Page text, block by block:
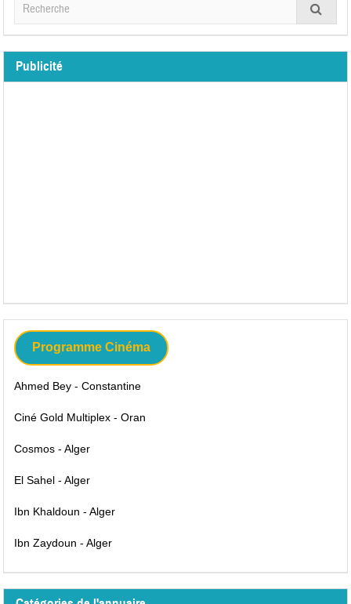
Publicité
Programme Cinéma
Ahmed Bey - Constantine
Ciné Gold Multiplex - Oran
Cosmos - Alger
El Sahel - Alger
Ibn Khaldoun - Alger
Ibn Zaydoun - Alger